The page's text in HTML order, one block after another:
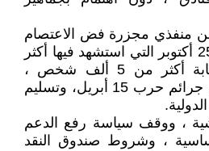
منفذي مجزرة فض الاعتصام
، ومجازر ما بعد انقلاب 25 أكتوبر التي استشهد فيها أكثر
من 125 شخصا ، واصابة أكثر من 5 ألف شخص ،
ومحاسبة المسؤولين عن جرائم حرب 15 أبريل، وتسليم
، ووقف سياسة رفع الدعم
، وشروط صندوق النقد